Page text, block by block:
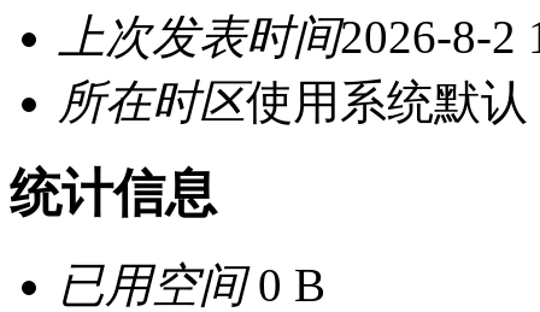
上次发表时间2026-8-2
所在时区使用系统默认
统计信息
已用空间0 B